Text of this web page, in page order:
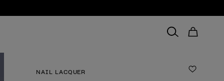
NAIL LACQUER Zur